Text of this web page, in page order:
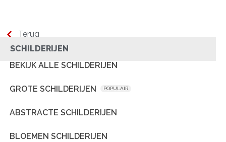
Terug
SCHILDERIJEN
BEKIJK ALLE SCHILDERIJEN
GROTE SCHILDERIJEN POPULAIR
ABSTRACTE SCHILDERIJEN
BLOEMEN SCHILDERIJEN